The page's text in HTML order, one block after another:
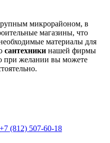
микрорайоном, в
магазины, что
материалы для
сантехники нашей фирмы
при желании вы можете
+7 (812) 507-60-18